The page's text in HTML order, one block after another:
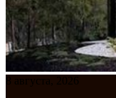
8 августа, 2026